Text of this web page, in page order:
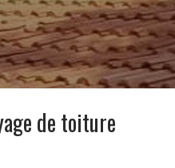
de toiture